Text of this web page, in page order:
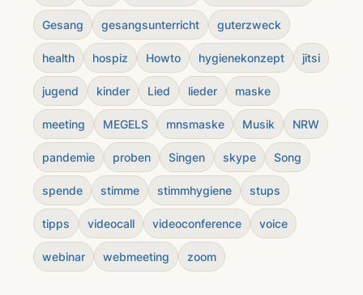
Gesang gesangsunterricht guterzweck
health hospiz Howto hygienekonzept jitsi
jugend kinder Lied lieder maske
meeting MEGELS mnsmaske Musik NRW
pandemie proben Singen skype Song
spende stimme stimmhygiene stups
tipps videocall videoconference voice
webinar webmeeting zoom